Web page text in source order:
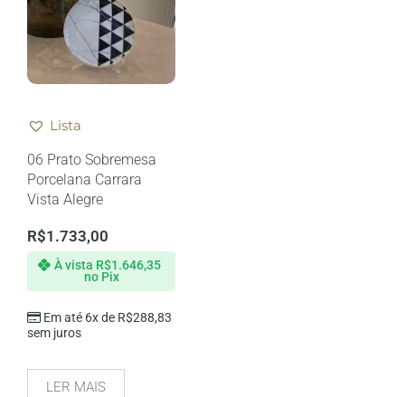
Lista
06 Prato Sobremesa
Porcelana Carrara
Vista Alegre
R$1.733,00
Em até 6x de R$288,83
sem juros
À vista R$1.646,35
no Pix
LER MAIS